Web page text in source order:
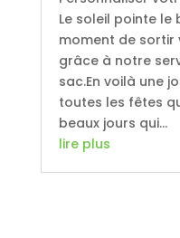
Le soleil pointe le
moment de sortir
grâce à notre
sac.En voilà une
toutes les fêtes
beaux jours qui...
lire plus